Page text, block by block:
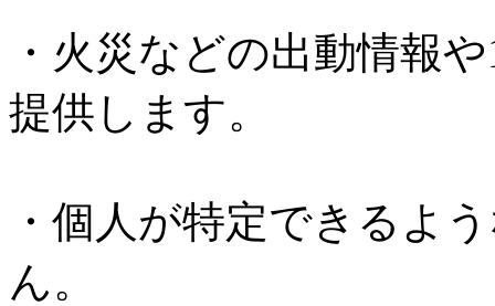
・火災などの出動情報
提供します。
・個人が特定できるよ
ん。